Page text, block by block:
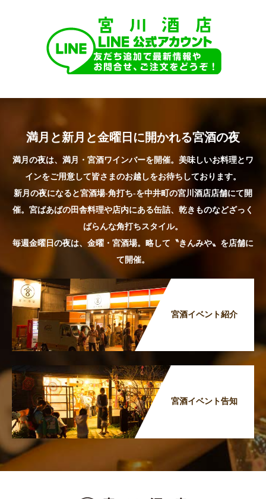
満月と新月と金曜日に開かれる宮酒の夜
満月の夜は、満月・宮酒ワインバーを開催。美味しいお料理とワ
インをご用意して皆さまのお越しをお待ちしております。
新月の夜になると宮酒場-角打ち-を中井町の宮川酒店店舗にて開
催。宮ばあばの田舎料理や店内にある缶詰、乾きものなどざっく
ばらんな角打ちスタイル。
毎週金曜日の夜は、金曜・宮酒場。略して〝きんみや〟を店舗に
て開催。
宮酒イベント紹介
宮酒イベント告知